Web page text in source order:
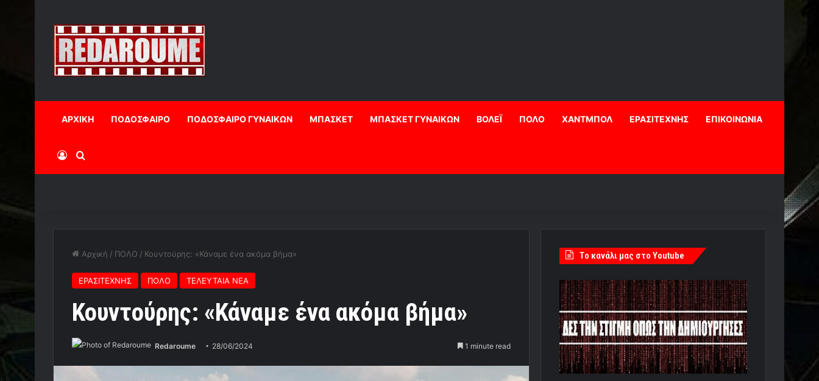
ΑΡΧΙΚΗ ΠΟΔΟΣΦΑΙΡΟ ΠΟΔΟΣΦΑΙΡΟ ΓΥΝΑΙΚΩΝ ΜΠΑΣΚΕΤ ΜΠΑΣΚΕΤ ΓΥΝΑΙΚΩΝ ΒΟΛΕΪ ΠΟΛΟ ΧΑΝΤΜΠΟΛ ΕΡΑΣΙΤΕΧΝΗΣ ΕΠΙΚΟΙΝΩΝΙΑ
Log InΑναζήτηση
Αρχική / ΠΟΛΟ / Κουντούρης: «Κάναμε ένα ακόμα βήμα»
ΕΡΑΣΙΤΕΧΝΗΣ ΠΟΛΟ ΤΕΛΕΥΤΑΙΑ ΝΕΑ
Κουντούρης: «Κάναμε ένα ακόμα βήμα»
Redaroume 28/06/2024 1 minute read
Tο κανάλι μας στο Youtube